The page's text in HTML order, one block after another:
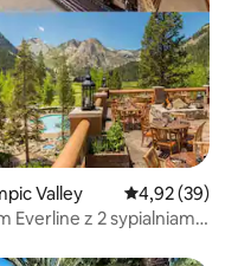
Valley Średnia
4,92 (39)
Everline z 2 sypialniami